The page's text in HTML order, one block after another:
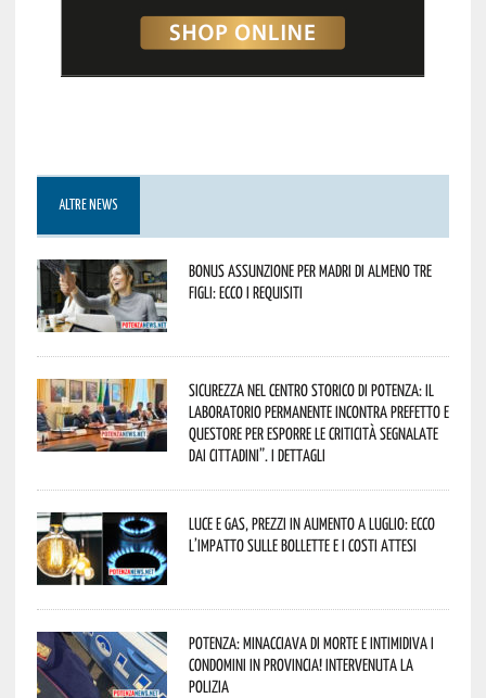
ALTRE NEWS
Bonus assunzione per madri di almeno tre
figli: ecco i requisiti
Sicurezza nel Centro Storico di Potenza: il
Laboratorio Permanente incontra Prefetto e
Questore per esporre le criticità segnalate
dai cittadini”. I dettagli
Luce e gas, prezzi in aumento a luglio: ecco
l’impatto sulle bollette e i costi attesi
Potenza: minacciava di morte e intimidiva i
condomini in provincia! Intervenuta la
Polizia